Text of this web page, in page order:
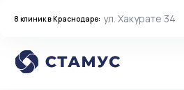
8 клиник в Краснодаре: ул. Хакурате 34